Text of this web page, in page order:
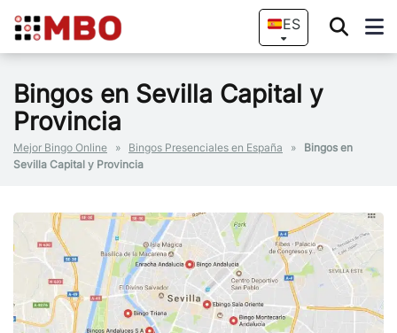
ES
Bingos en Sevilla Capital y
Provincia
Mejor Bingo Online » Bingos Presenciales en España »
Bingos en
Sevilla Capital y Provincia